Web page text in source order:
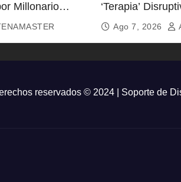
Millonario
‘Terapia’
Almas
Ago 7, 2026
reservados © 2024 | Soporte de